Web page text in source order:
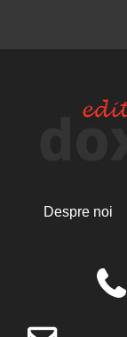
Despre noi